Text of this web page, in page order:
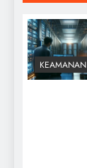
KEAMANAN